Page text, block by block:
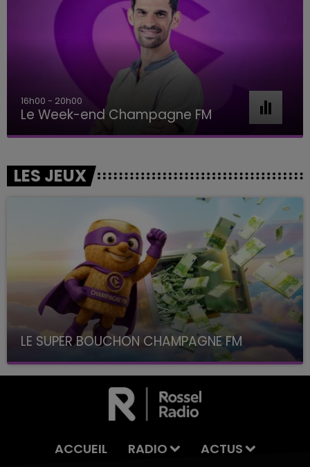
7h00 - 11h00
BEST OF
LES JEUX
LE SUPER BOUCHON CHAMPAGNE FM
avec La Famille Champagne FM, à 8H10
ACCUEIL RADIO ACTUS